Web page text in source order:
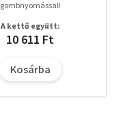
gombnyomással!
A kettő együtt:
10 611 Ft
Kosárba